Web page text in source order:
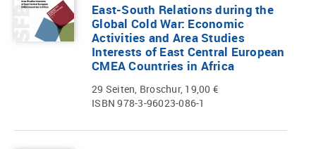
East-South Relations during the
Global Cold War: Economic
Activities and Area Studies
Interests of East Central European
CMEA Countries in Africa
29 Seiten, Broschur, 19,00 €
ISBN 978-3-96023-086-1